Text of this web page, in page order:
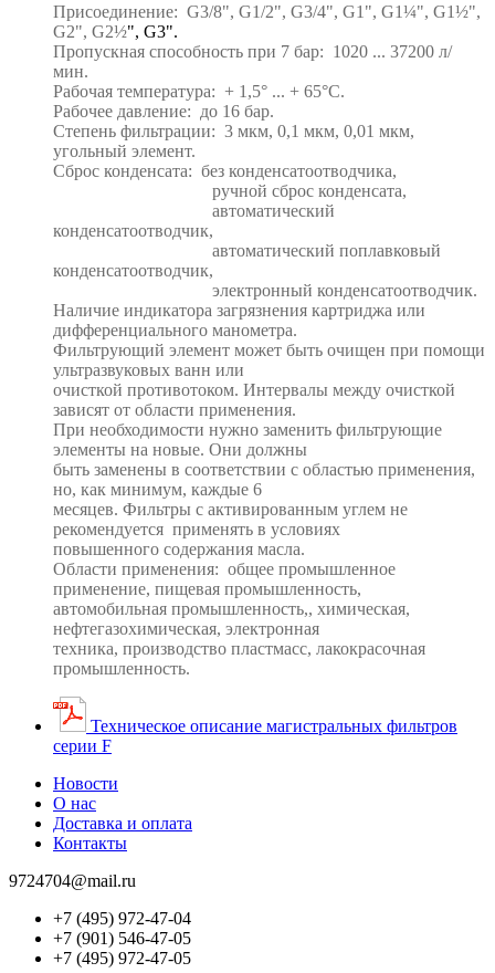
Присоединение: G3/8", G1/2", G3/4", G1", G1¼", G1½",
G2", G2½", G3".
Пропускная способность при 7 бар: 1020 ... 37200 л/
мин.
Рабочая температура: + 1,5° ... + 65°C.
Рабочее давление: до 16 бар.
Степень фильтрации: 3 мкм, 0,1 мкм, 0,01 мкм,
угольный элемент.
Сброс конденсата: без конденсатоотводчика,
ручной сброс конденсата,
автоматический
конденсатоотводчик,
автоматический поплавковый
конденсатоотводчик,
электронный конденсатоотводчик.
Наличие индикатора загрязнения картриджа или
дифференциального манометра.
Фильтрующий элемент может быть очищен при помощи
ультразвуковых ванн или
очисткой противотоком. Интервалы между очисткой
зависят от области применения.
При необходимости нужно заменить фильтрующие
элементы на новые. Они должны
быть заменены в соответствии с областью применения,
но, как минимум, каждые 6
месяцев. Фильтры с активированным углем не
рекомендуется применять в условиях
повышенного содержания масла.
Области применения: общее промышленное
применение, пищевая промышленность,
автомобильная промышленность,, химическая,
нефтегазохимическая, электронная
техника, производство пластмасс, лакокрасочная
промышленность.
Техническое описание магистральных фильтров
серии F
Новости
О нас
Доставка и оплата
Контакты
9724704@mail.ru
+7 (495) 972-47-04
+7 (901) 546-47-05
+7 (495) 972-47-05